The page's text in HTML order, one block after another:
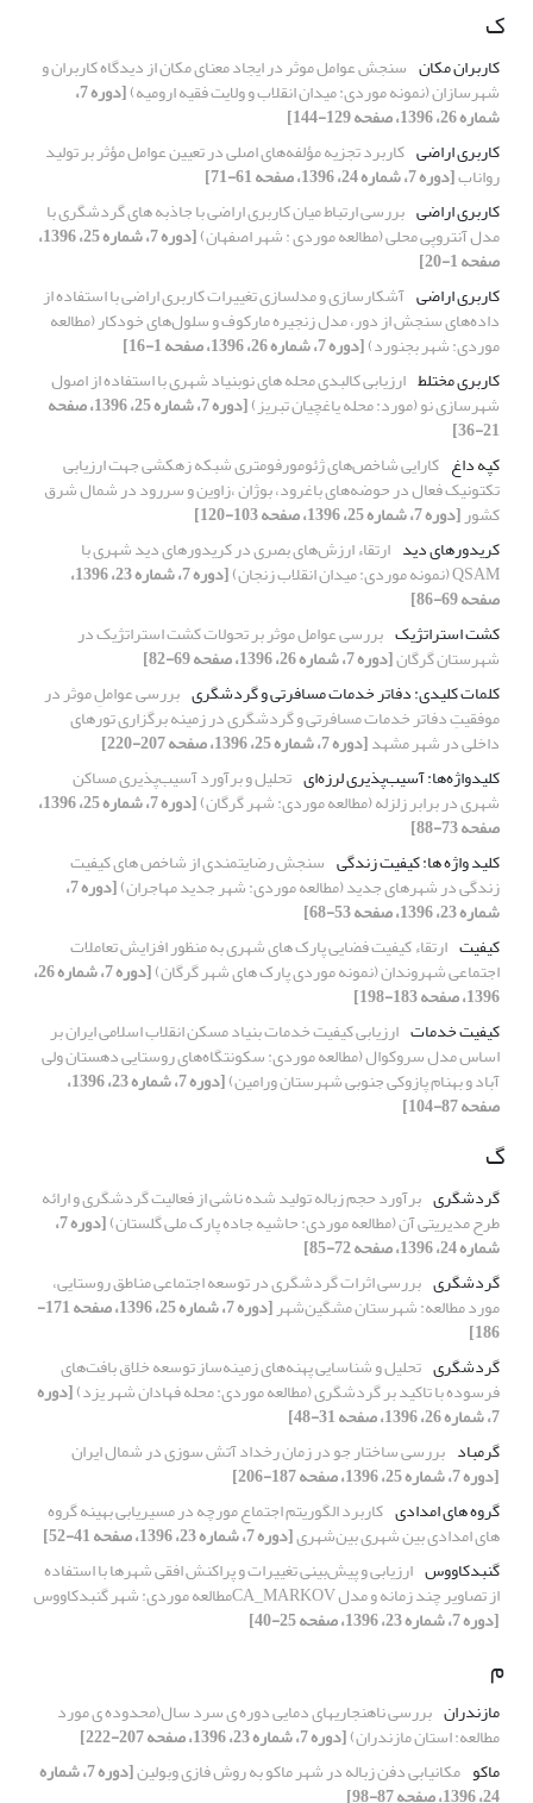
ک
کاربران مکان سنجش عوامل موثر در ایجاد معنای مکان از دیدگاه کاربران و
شهرسازان (نمونه موردی: میدان انقلاب و ولایت فقیه ارومیه) [دوره 7،
شماره 26، 1396، صفحه 129-144]
کاربری اراضی کاربرد تجزیه مؤلفه‌های اصلی در تعیین عوامل مؤثر بر تولید
رواناب[دوره 7، شماره 24، 1396، صفحه 61-71]
کاربری اراضی بررسی ارتباط میان کاربری اراضی با جاذبه های گردشگری با
مدل آنتروپی محلی (مطالعه موردی : شهر اصفهان) [دوره 7، شماره 25، 1396،
صفحه 1-20]
کاربری اراضی آشکارسازی و مدلسازی تغییرات کاربری اراضی با استفاده از
داده‌های سنجش از دور، مدل زنجیره مارکوف و سلول‌های خودکار (مطالعه
موردی: شهر بجنورد)[دوره 7، شماره 26، 1396، صفحه 1-16]
کاربری مختلط ارزیابی کالبدی محله های نوبنیاد شهری با استفاده از اصول
شهرسازی نو (مورد: محله یاغچیان تبریز) [دوره 7، شماره 25، 1396، صفحه
21-36]
کپه داغ کارایی شاخص‌های ژئومورفومتری شبکه زهکشی جهت ارزیابی
تکتونیک فعال در حوضه‌های باغرود، بوژان ،زاوین و سررود در شمال شرق
کشور[دوره 7، شماره 25، 1396، صفحه 103-120]
کریدورهای دید ارتقاء ارزش‌های بصری در کریدورهای دید شهری با
QSAM (نمونه موردی: میدان انقلاب زنجان) [دوره 7، شماره 23، 1396،
صفحه 69-86]
کشت استراتژیک بررسی عوامل موثر بر تحولات کشت استراتژیک در
شهرستان گرگان[دوره 7، شماره 26، 1396، صفحه 69-82]
کلمات کلیدی: دفاتر خدمات مسافرتی و گردشگری بررسی عواملِ موثر در
موفقیتِ دفاتر خدمات مسافرتی و گردشگری در زمینه برگزاری تورهای
داخلی در شهر مشهد[دوره 7، شماره 25، 1396، صفحه 207-220]
کلیدواژه‌ها: آسیب‌پذیری لرزه‌ای تحلیل و برآورد آسیب‌پذیری مساکن
شهری در برابر زلزله (مطالعه موردی: شهر گرگان) [دوره 7، شماره 25، 1396،
صفحه 73-88]
کلید واژه ها: کیفیت زندگی سنجش رضایتمندی از شاخص های کیفیت
زندگی در شهرهای جدید (مطالعه موردی: شهر جدید مهاجران) [دوره 7،
شماره 23، 1396، صفحه 53-68]
کیفیت ارتقاء کیفیت فضایی پارک های شهری به منظور افزایش تعاملات
اجتماعی شهروندان‎ ‎‏(نمونه موردی پارک های شهر ‏گرگان)‏ [دوره 7، شماره 26،
1396، صفحه 183-198]
کیفیت خدمات ارزیابی کیفیت خدمات بنیاد مسکن انقلاب اسلامی ایران بر
اساس مدل سروکوال (مطالعه موردی: سکونتگاه‌های روستایی دهستان‌ ولی
آباد و بهنام پازوکی جنوبی شهرستان ورامین) [دوره 7، شماره 23، 1396،
صفحه 87-104]
گ
گردشگری برآورد حجم زباله تولید شده ناشی از فعالیت گردشگری و ارائه
طرح مدیریتی آن (مطالعه موردی: حاشیه جاده پارک ملی گلستان) [دوره 7،
شماره 24، 1396، صفحه 72-85]
گردشگری بررسی اثرات گردشگری در توسعه اجتماعی مناطق روستایی،
مورد مطالعه: شهرستان مشگین‌شهر [دوره 7، شماره 25، 1396، صفحه 171-
186]
گردشگری تحلیل و شناسایی پهنه‌های زمینه‌ساز توسعه خلاق بافت‌های
فرسوده با تاکید بر گردشگری (مطالعه موردی: محله فهادان شهر یزد)[دوره
7، شماره 26، 1396، صفحه 31-48]
گرمباد بررسی ساختار جو در زمان رخداد آتش سوزی در شمال ایران
[دوره 7، شماره 25، 1396، صفحه 187-206]
گروه های امدادی کاربرد الگوریتم اجتماع مورچه در مسیریابی بهینه گروه
های امدادی بین شهری بین‌شهری[دوره 7، شماره 23، 1396، صفحه 41-52]
گنبدکاووس ارزیابی و پیش‌بینی تغییرات و پراکنش افقی شهرها با استفاده
از تصاویر چند زمانه و مدل CA_MARKOVمطالعه موردی: شهر گنبدکاووس
[دوره 7، شماره 23، 1396، صفحه 25-40]
م
مازندران بررسی ناهنجاریهای دمایی دوره ی سرد سال(محدوده ی مورد
مطالعه: استان مازندران)[دوره 7، شماره 23، 1396، صفحه 207-222]
ماکو مکانیابی دفن زباله در شهر ماکو به روش فازی وبولین [دوره 7، شماره
24، 1396، صفحه 87-98]